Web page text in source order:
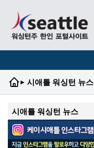
▸ 시애틀 워싱턴 뉴스
시애틀 워싱턴 뉴스